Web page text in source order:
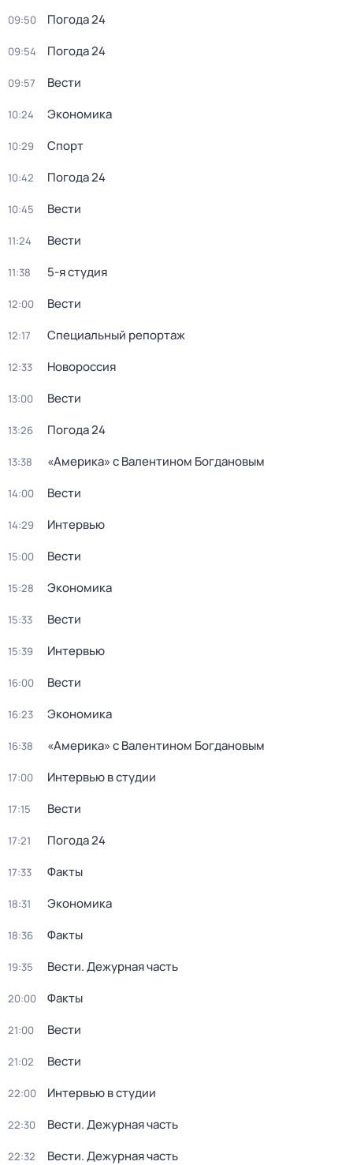
09:50 Погода 24
09:54 Погода 24
09:57 Вести
10:24 Экономика
10:29 Спорт
10:42 Погода 24
10:45 Вести
11:24 Вести
11:38 5-я студия
12:00 Вести
12:17 Специальный репортаж
12:33 Новороссия
13:00 Вести
13:26 Погода 24
13:38 «Америка» с Валентином Богдановым
14:00 Вести
14:29 Интервью
15:00 Вести
15:28 Экономика
15:33 Вести
15:39 Интервью
16:00 Вести
16:23 Экономика
16:38 «Америка» с Валентином Богдановым
17:00 Интервью в студии
17:15 Вести
17:21 Погода 24
17:33 Факты
18:31 Экономика
18:36 Факты
19:35 Вести. Дежурная часть
20:00 Факты
21:00 Вести
21:02 Вести
22:00 Интервью в студии
22:30 Вести. Дежурная часть
22:32 Вести. Дежурная часть